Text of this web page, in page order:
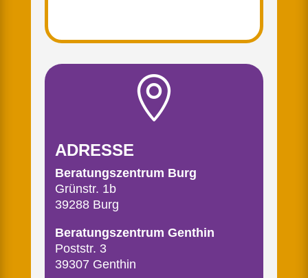

ADRESSE
Beratungszentrum Burg
Grünstr. 1b
39288 Burg
Beratungszentrum Genthin
Poststr. 3
39307 Genthin